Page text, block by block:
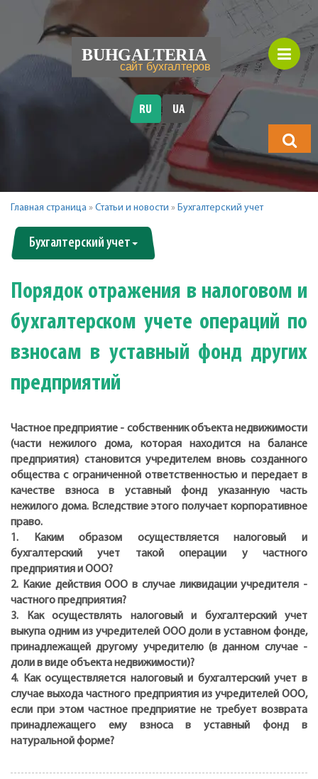
будете
искать?
RU UA
Главная страница » Статьи и новости » Бухгалтерский учет
Бухгалтерский учет
Порядок отражения в налоговом и
бухгалтерском учете операций по
взносам в уставный фонд других
предприятий
Частное предприятие - собственник объекта недвижимости
(части нежилого дома, которая находится на балансе
предприятия) становится учредителем вновь созданного
общества с ограниченной ответственностью и передает в
качестве взноса в уставный фонд указанную часть
нежилого дома. Вследствие этого получает корпоративное
право.
1. Каким образом осуществляется налоговый и
бухгалтерский учет такой операции у частного
предприятия и ООО?
2. Какие действия ООО в случае ликвидации учредителя -
частного предприятия?
3. Как осуществлять налоговый и бухгалтерский учет
выкупа одним из учредителей ООО доли в уставном фонде,
принадлежащей другому учредителю (в данном случае -
доли в виде объекта недвижимости)?
4. Как осуществляется налоговый и бухгалтерский учет в
случае выхода частного предприятия из учредителей ООО,
если при этом частное предприятие не требует возврата
принадлежащего ему взноса в уставный фонд в
натуральной форме?